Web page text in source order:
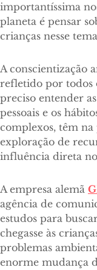
importantíssima
planeta é pensar
crianças nesse
A conscientização
refletido por todos
preciso entender
pessoais e os
complexos, têm
exploração de
influência direta
A empresa alemã
agência de
estudos para
chegasse às
problemas
enorme mudança